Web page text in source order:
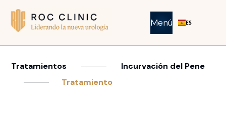
Menú ES
Tratamientos
Incurvación del Pene
Tratamiento